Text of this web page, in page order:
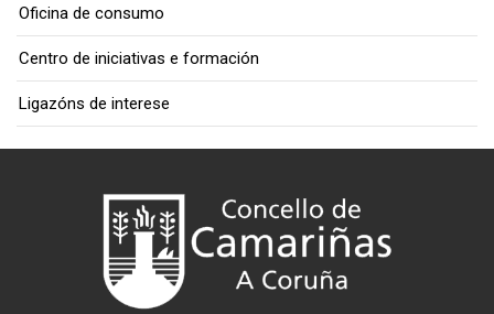
Oficina de consumo
Centro de iniciativas e formación
Ligazóns de interese